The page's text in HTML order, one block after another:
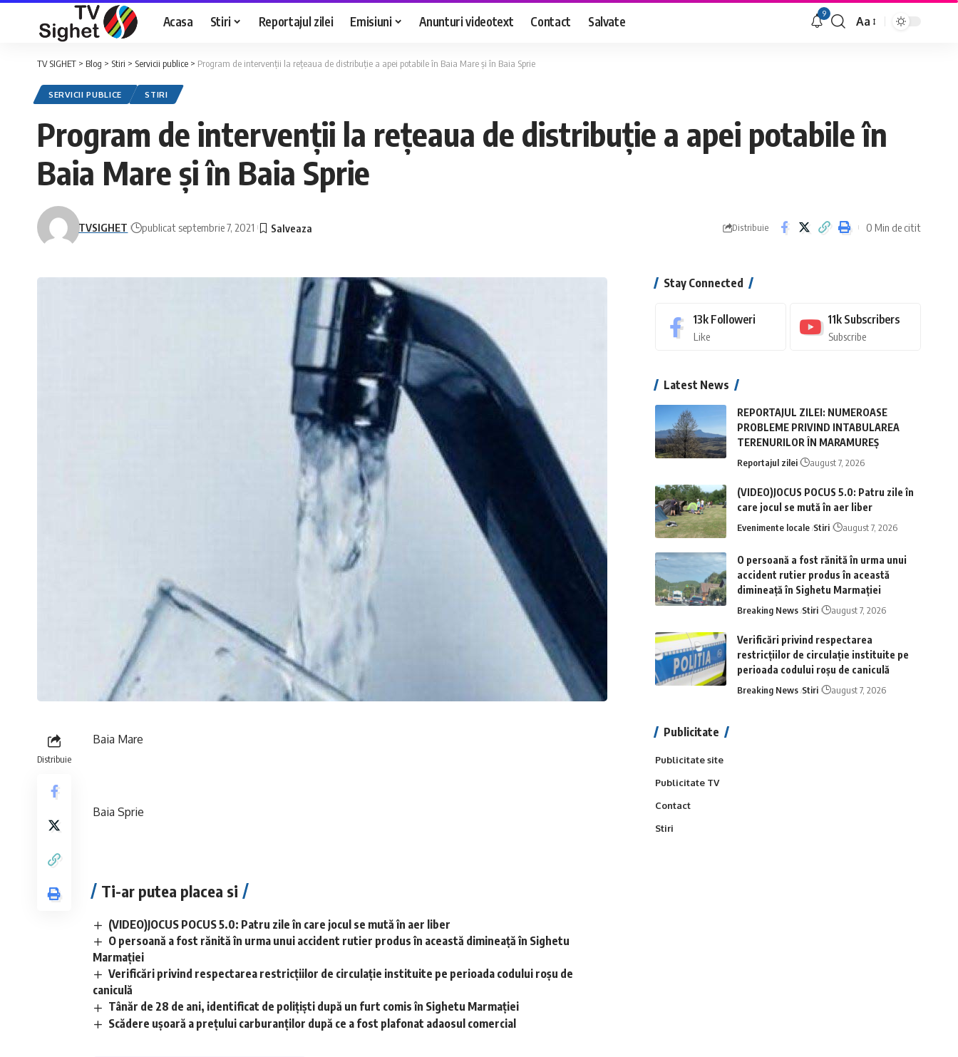
Acasa Stiri Reportajul zilei Emisiuni Anunturi videotext Contact Salvate 9
Font
Aa
TV SIGHET > Blog > Stiri > Servicii publice > Program de intervenții la rețeaua de distribuție a apei potabile în Baia Mare și în Baia Sprie
SERVICII PUBLICE STIRI
Program de intervenții la rețeaua de distribuție a apei potabile în
Baia Mare și în Baia Sprie
TVSIGHET publicat septembrie 7, 2021 Distribuie 0 Min de citit
Distribuie
Baia Mare
Baia Sprie
Ti-ar putea placea si
(VIDEO)JOCUS POCUS 5.0: Patru zile în care jocul se mută în aer liber
O persoană a fost rănită în urma unui accident rutier produs în această dimineață în Sighetu
Marmației
Verificări privind respectarea restricțiilor de circulație instituite pe perioada codului roșu de
caniculă
Tânăr de 28 de ani, identificat de polițiști după un furt comis în Sighetu Marmației
Scădere ușoară a prețului carburanților după ce a fost plafonat adaosul comercial
Stay Connected
13k Followeri
Like
11k Subscribers
Subscribe
Latest News
REPORTAJUL ZILEI: NUMEROASE
PROBLEME PRIVIND INTABULAREA
TERENURILOR ÎN MARAMUREȘ
Reportajul zilei august 7, 2026
(VIDEO)JOCUS POCUS 5.0: Patru zile în
care jocul se mută în aer liber
Evenimente locale Stiri august 7, 2026
O persoană a fost rănită în urma unui
accident rutier produs în această
dimineață în Sighetu Marmației
Breaking News Stiri august 7, 2026
Verificări privind respectarea
restricțiilor de circulație instituite pe
perioada codului roșu de caniculă
Breaking News Stiri august 7, 2026
Publicitate
Publicitate site
Publicitate TV
Contact
Stiri